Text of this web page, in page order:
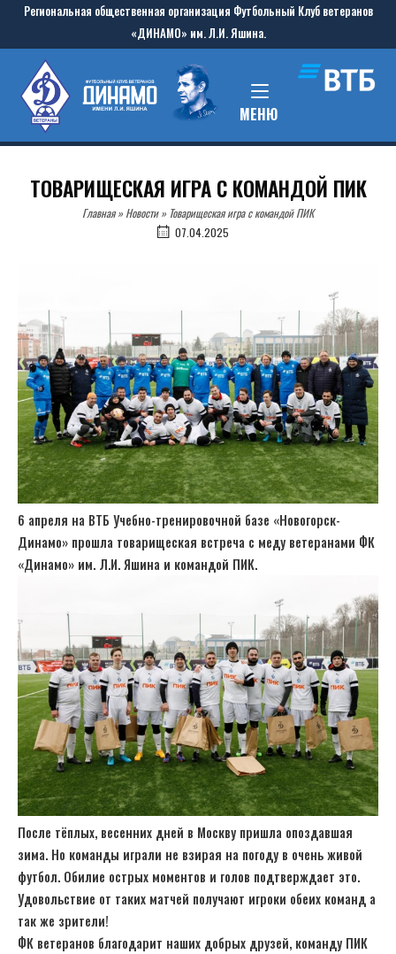
content
Региональная общественная организация Футбольный Клуб ветеранов
«ДИНАМО» им. Л.И. Яшина.
Home
МЕНЮMENU
ТОВАРИЩЕСКАЯ ИГРА С КОМАНДОЙ ПИК
Главная» Новости» Товарищеская игра с командой ПИК
07.04.2025
6 апреля на ВТБ Учебно-тренировочной базе «Новогорск-
Динамо» прошла товарищеская встреча с меду ветеранами ФК
«Динамо» им. Л.И. Яшина и командой ПИК.
После тёплых, весенних дней в Москву пришла опоздавшая
зима. Но команды играли не взирая на погоду в очень живой
футбол. Обилие острых моментов и голов подтверждает это.
Удовольствие от таких матчей получают игроки обеих команд а
так же зрители!
ФК ветеранов благодарит наших добрых друзей, команду ПИК